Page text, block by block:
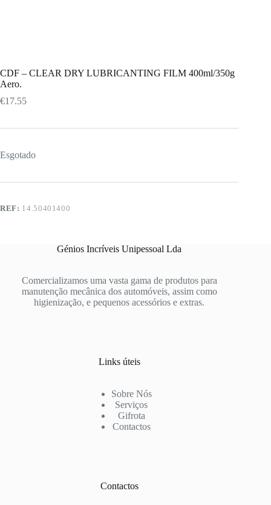
CDF – CLEAR DRY LUBRICANTING FILM 400ml/350g
Aero.
€17.55
Esgotado
REF: 14.50401400
Génios Incríveis Unipessoal Lda
Comercializamos uma vasta gama de produtos para
manutenção mecânica dos automóveis, assim como
higienização, e pequenos acessórios e extras.
Links úteis
Sobre Nós
Serviços
Gifrota
Contactos
Contactos